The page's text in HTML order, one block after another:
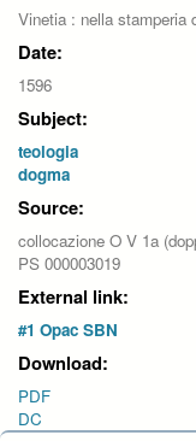
Vinetia : nella stamperia
Date:
1596
Subject:
teologia
dogma
Source:
collocazione O V 1a
PS 000003019
External link:
#1 Opac SBN
Download:
PDF
DC